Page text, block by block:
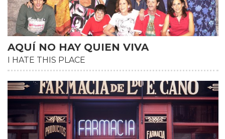
AQUÍ NO HAY QUIEN VIVA
I HATE THIS PLACE